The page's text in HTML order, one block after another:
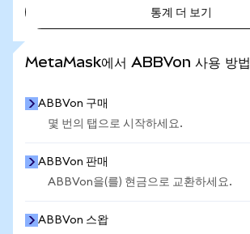
통계 더 보기
MetaMask에서 ABBVon 사용 방법
ABBVon 구매
몇 번의 탭으로 시작하세요.
ABBVon 판매
ABBVon을(를) 현금으로 교환하세요.
ABBVon 스왑